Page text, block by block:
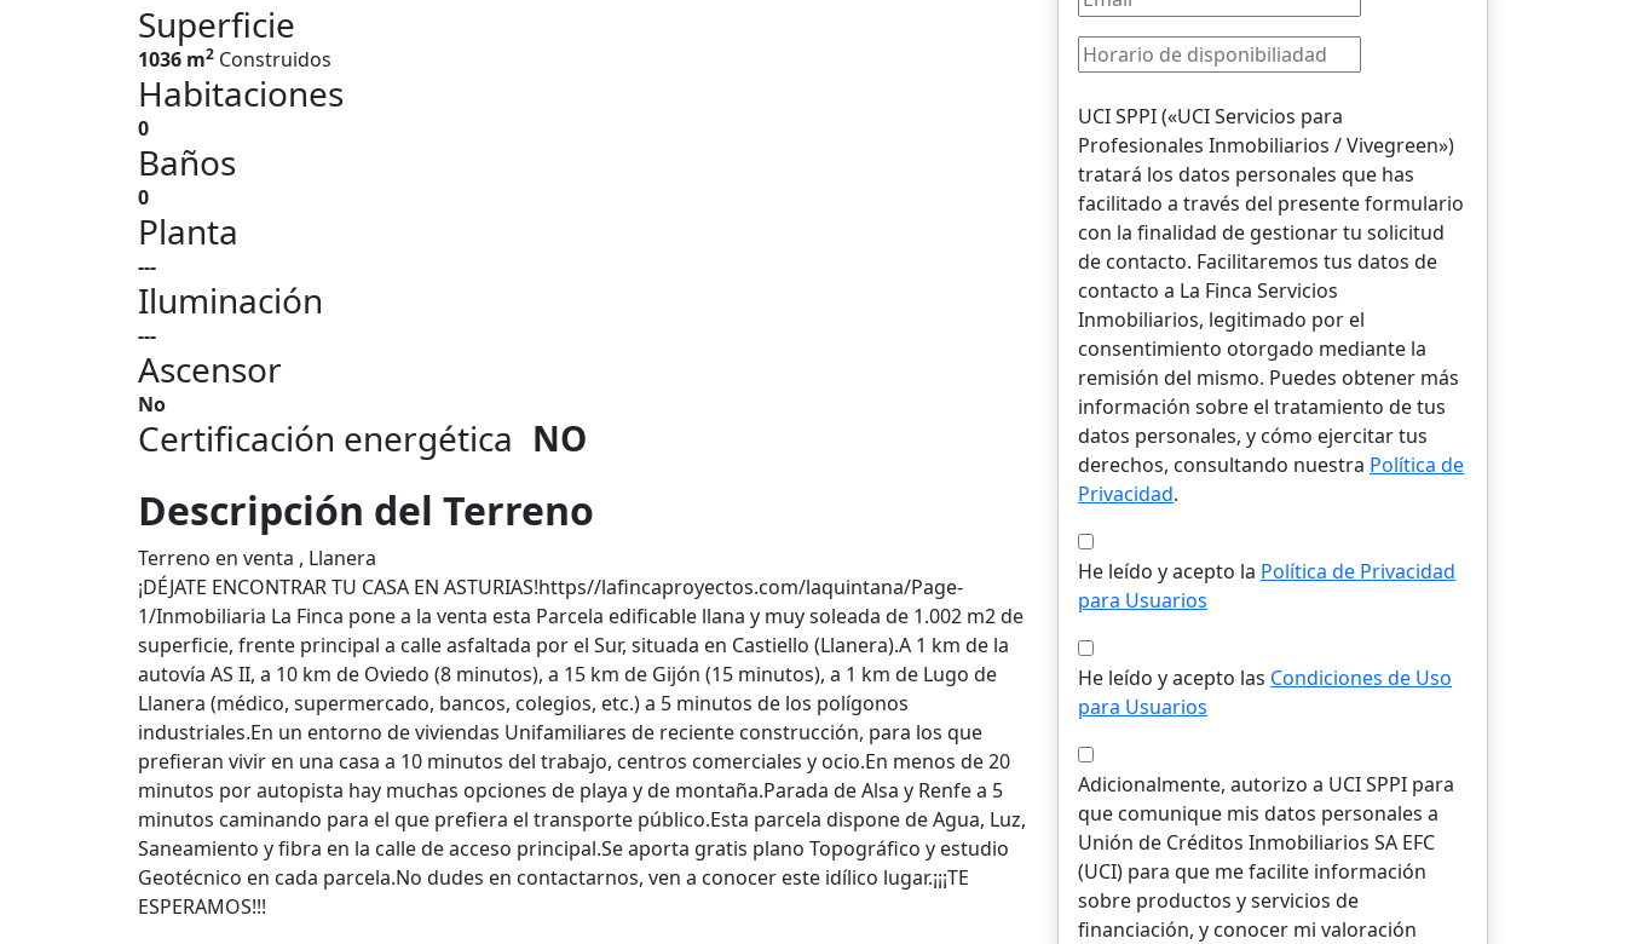
Superficie
1036 m2 Construidos
Habitaciones
0
Baños
0
Planta
---
Iluminación
---
Ascensor
No
Certificación energética NO
Descripción del Terreno
Terreno en venta , Llanera
¡DÉJATE ENCONTRAR TU CASA EN ASTURIAS!https//lafincaproyectos.com/laquintana/Page-
1/Inmobiliaria La Finca pone a la venta esta Parcela edificable llana y muy soleada de 1.002 m2 de
superficie, frente principal a calle asfaltada por el Sur, situada en Castiello (Llanera).A 1 km de la
autovía AS II, a 10 km de Oviedo (8 minutos), a 15 km de Gijón (15 minutos), a 1 km de Lugo de
Llanera (médico, supermercado, bancos, colegios, etc.) a 5 minutos de los polígonos
industriales.En un entorno de viviendas Unifamiliares de reciente construcción, para los que
prefieran vivir en una casa a 10 minutos del trabajo, centros comerciales y ocio.En menos de 20
minutos por autopista hay muchas opciones de playa y de montaña.Parada de Alsa y Renfe a 5
minutos caminando para el que prefiera el transporte público.Esta parcela dispone de Agua, Luz,
Saneamiento y fibra en la calle de acceso principal.Se aporta gratis plano Topográfico y estudio
Geotécnico en cada parcela.No dudes en contactarnos, ven a conocer este idílico lugar.¡¡¡TE
ESPERAMOS!!!
UCI SPPI («UCI Servicios para
Profesionales Inmobiliarios / Vivegreen»)
tratará los datos personales que has
facilitado a través del presente formulario
con la finalidad de gestionar tu solicitud
de contacto. Facilitaremos tus datos de
contacto a La Finca Servicios
Inmobiliarios, legitimado por el
consentimiento otorgado mediante la
remisión del mismo. Puedes obtener más
información sobre el tratamiento de tus
datos personales, y cómo ejercitar tus
derechos, consultando nuestra Política de
Privacidad.
He leído y acepto la Política de Privacidad
para Usuarios
He leído y acepto las Condiciones de Uso
para Usuarios
Adicionalmente, autorizo a UCI SPPI para
que comunique mis datos personales a
Unión de Créditos Inmobiliarios SA EFC
(UCI) para que me facilite información
sobre productos y servicios de
financiación, y conocer mi valoración